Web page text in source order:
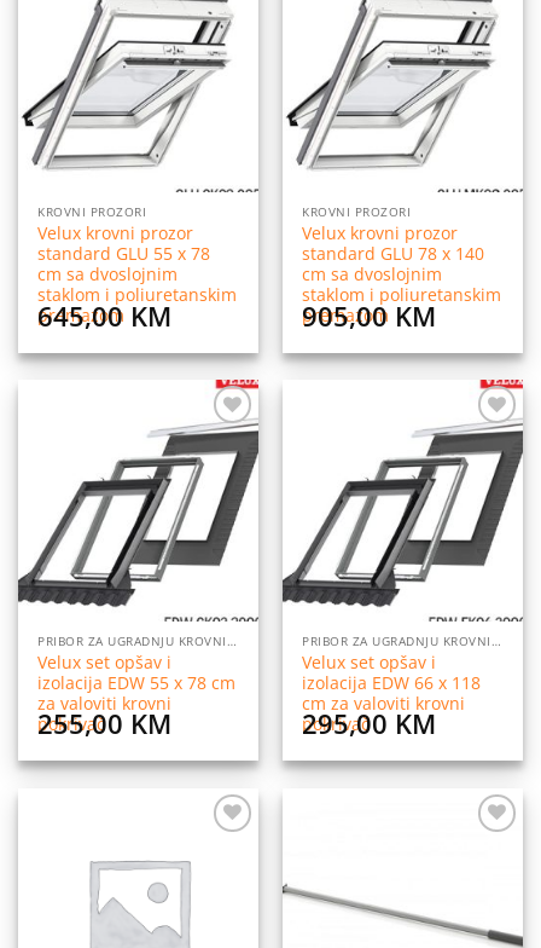
Dodaj
na
listu
želja
KROVNI PROZORI
Velux krovni prozor
standard GLU 55 x 78
cm sa dvoslojnim
staklom i poliuretanskim
premazom
645,00 KM
Dodaj
na
listu
želja
KROVNI PROZORI
Velux krovni prozor
standard GLU 78 x 140
cm sa dvoslojnim
staklom i poliuretanskim
premazom
905,00 KM
Dodaj
na
listu
želja
PRIBOR ZA UGRADNJU KROVNIH PROZORA
Velux set opšav i
izolacija EDW 55 x 78 cm
za valoviti krovni
pokrivač
255,00 KM
Dodaj
na
listu
želja
PRIBOR ZA UGRADNJU KROVNIH PROZORA
Velux set opšav i
izolacija EDW 66 x 118
cm za valoviti krovni
pokrivač
295,00 KM